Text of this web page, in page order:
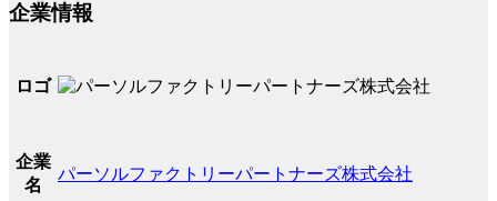
企業情報
ロゴ
企業
名
パーソルファクトリーパートナーズ株式会社